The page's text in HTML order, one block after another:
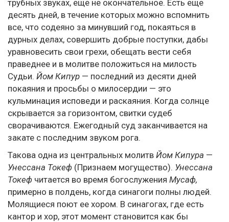
трубных звуках, еще не окончательное. Есть еще
десять дней, в течение которых можно вспомнить
все, что содеяно за минувший год, покаяться в
дурных делах, совершить добрые поступки, дабы
уравновесить свои грехи, обещать вести себя
праведнее и в молитве положиться на милость
Судьи. Йом Кипур — последний из десяти дней
покаяния и просьбы о милосердии — это
кульминация исповеди и раскаяния. Когда солнце
скрывается за горизонтом, свитки судеб
сворачиваются. Ежегодный суд заканчивается на
закате с последним звуком рога.
Такова одна из центральных молитв Йом Кипура —
Унессана Токеф (Признаем могущество). Унессана
Токеф читается во время богослужения Мусаф,
примерно в полдень, когда синагоги полны людей.
Молящиеся поют ее хором. В синагогах, где есть
кантор и хор, этот момент становится как бы